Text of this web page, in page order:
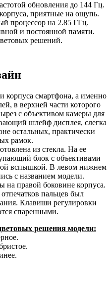
обновления до 144 Гц.
приятные на ощупь.
процессор на 2.85 ГГц.
и постоянной памяти.
решений.
корпуса смартфона, а именно
в верхней части которого
с объективом камеры для
шлейф дисплея, слегка
остальных, практически
рамок.
из стекла. На ее
блок с объективами
вспышкой. В левом нижнем
с названием модели.
на правой боковине корпуса.
пальцев был
Клавиши регулировки
спаренными.
решения модели: